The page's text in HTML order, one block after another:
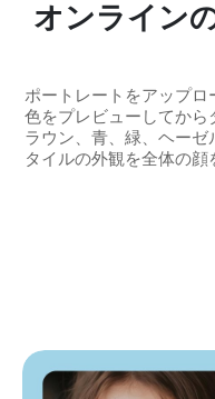
オンライン
ポートレートをアップ
色をプレビューしてか
ラウン、青、緑、ヘー
タイルの外観を全体の